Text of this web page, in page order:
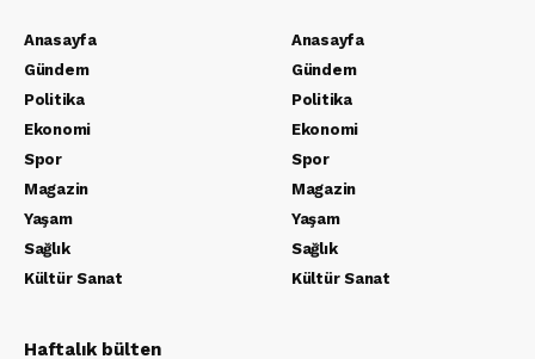
Anasayfa
Gündem
Politika
Ekonomi
Spor
Magazin
Yaşam
Sağlık
Kültür Sanat
Anasayfa
Gündem
Politika
Ekonomi
Spor
Magazin
Yaşam
Sağlık
Kültür Sanat
Haftalık bülten